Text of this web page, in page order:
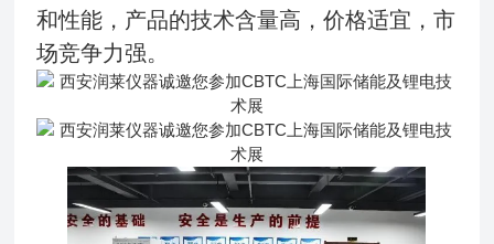
和性能，产品的技术含量高，价格适宜，市
场竞争力强。